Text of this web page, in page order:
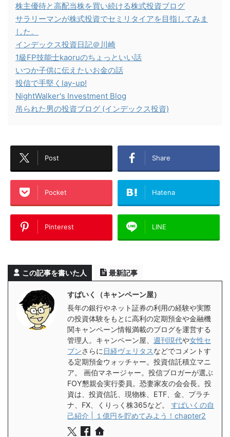
株主優待と高配当株を買い続ける株式投資ブログ
サラリーマンが株式投資でセミリタイアを目指してみま
した。
インデックス投資日記＠川崎
1級FP技能士kaoruのちょっといい話
いつか子供に伝えたいお金の話
投信で手堅くlay-up!
NightWalker's Investment Blog
吊られた男の投資ブログ (インデックス投資)
Post Share
Pocket Hatena
Pinterest LINE
この記事を書いた人 最新記事
すぱいく（キャンペーン屋）
長年の銀行やネット証券の利用の経験や実際
の投資体験をもとに高利の定期預金や金融機
関キャンペーン情報満載のブログを運営する
管理人。キャンペーン屋、 週刊現代や女性セ
ブンさらに 日経ヴェリタスなどでコメントす
る定期預金ウォッチャー。投資信託積立マニ
ア。 画伯マネージャー。投信ブロガーが選ぶ
FOY懇親会実行委員。恐妻家友の会会長。投
資は、投資信託、現物株、ETF、金、プラチ
ナ、FX、くりっく株365など。 すぱいくの自
己紹介 | １億円を貯めてみよう！chapter2